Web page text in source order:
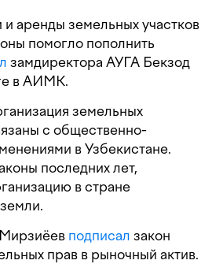
аренды земельных участков
помогло пополнить
замдиректора АУГА Бекзод
в АИМК.
земельных
с общественно-
в Узбекистане.
последних лет,
в стране
подписал закон
прав в рыночный актив.